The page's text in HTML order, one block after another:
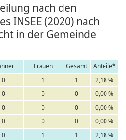
nach den
INSEE (2020) nach
in der Gemeinde
Frauen Gesamt
Anteile*
0 1 1
2,18 %
0 0 0
0,00 %
0 0 0
0,00 %
0 0 0
0,00 %
0 1 1
2,18 %